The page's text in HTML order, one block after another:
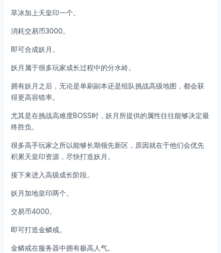
萃冰加上天皇印一个。
消耗交易币3000。
即可合成妖月。
妖月属于很多玩家成长过程中的分水岭。
拥有妖月之后，无论是单刷副本还是组队挑战高级地图，都会获
得更高容错率。
尤其是在挑战高难度BOSS时，妖月所提供的属性往往能够决定最
终胜负。
很多高手玩家之所以能够长期领先新区，原因就在于他们会优先
积累天皇印资源，尽快打造妖月。
接下来进入高级成长阶段。
妖月加地皇印两个。
交易币4000。
即可打造金鳞戒。
金鳞戒在服务器中拥有极高人气。